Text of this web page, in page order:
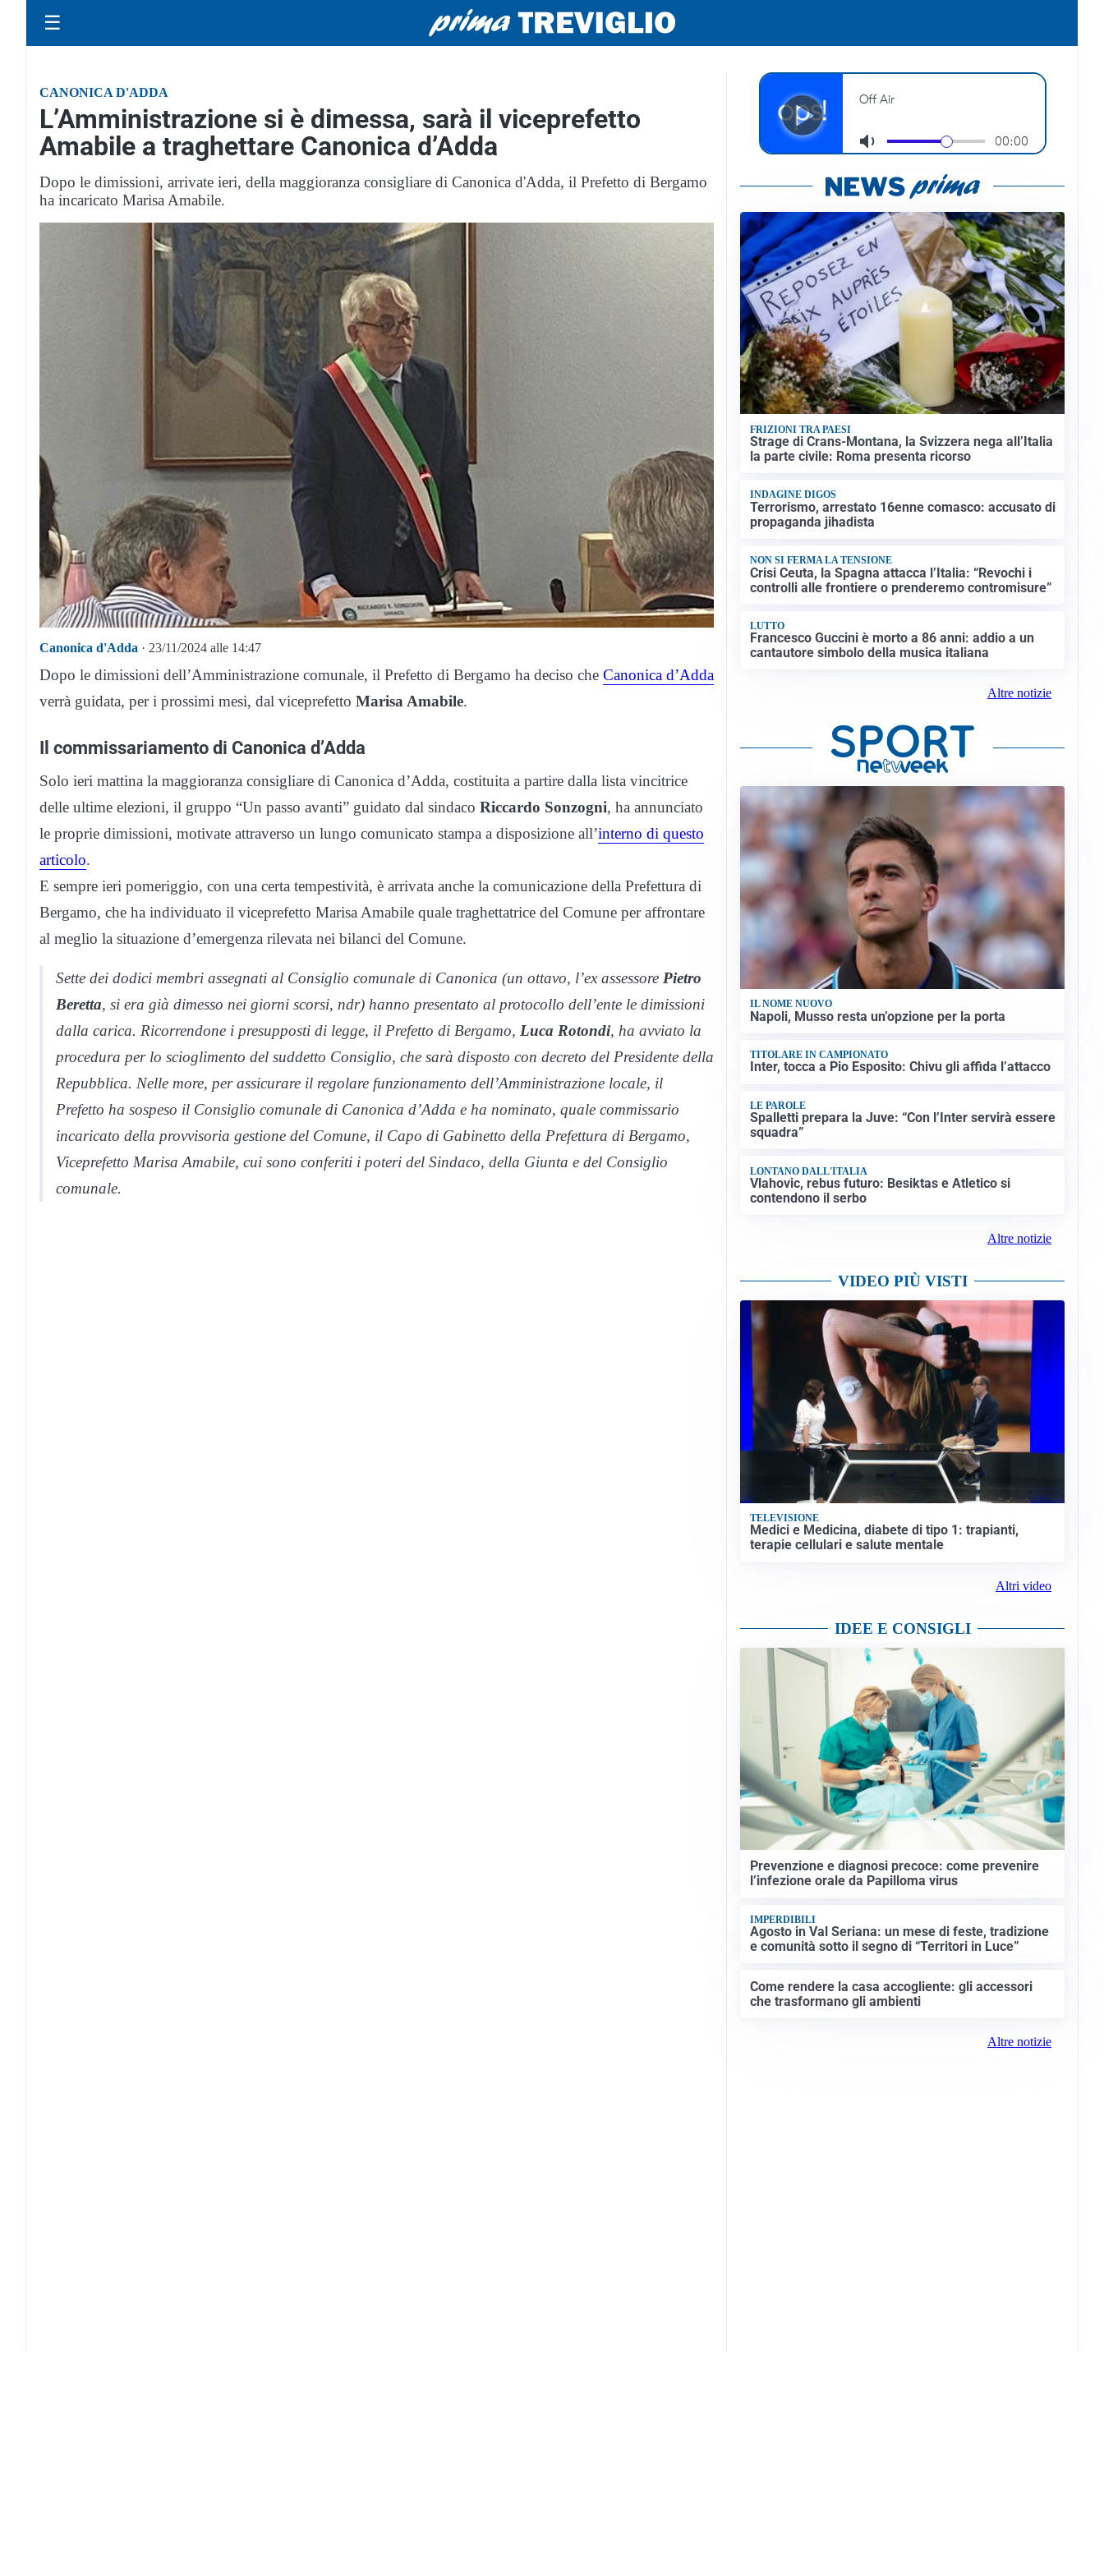
☰
CANONICA D'ADDA
L’Amministrazione si è dimessa, sarà il viceprefetto
Amabile a traghettare Canonica d’Adda
Dopo le dimissioni, arrivate ieri, della maggioranza consigliare di Canonica d'Adda, il Prefetto di Bergamo
ha incaricato Marisa Amabile.
Canonica d'Adda · 23/11/2024 alle 14:47
Dopo le dimissioni dell’Amministrazione comunale, il Prefetto di Bergamo ha deciso che Canonica d’Adda
verrà guidata, per i prossimi mesi, dal viceprefetto Marisa Amabile.
Il commissariamento di Canonica d’Adda
Solo ieri mattina la maggioranza consigliare di Canonica d’Adda, costituita a partire dalla lista vincitrice
delle ultime elezioni, il gruppo “Un passo avanti” guidato dal sindaco Riccardo Sonzogni, ha annunciato
le proprie dimissioni, motivate attraverso un lungo comunicato stampa a disposizione all’interno di questo
articolo.
E sempre ieri pomeriggio, con una certa tempestività, è arrivata anche la comunicazione della Prefettura di
Bergamo, che ha individuato il viceprefetto Marisa Amabile quale traghettatrice del Comune per affrontare
al meglio la situazione d’emergenza rilevata nei bilanci del Comune.
Sette dei dodici membri assegnati al Consiglio comunale di Canonica (un ottavo, l’ex assessore Pietro
Beretta, si era già dimesso nei giorni scorsi, ndr) hanno presentato al protocollo dell’ente le dimissioni
dalla carica. Ricorrendone i presupposti di legge, il Prefetto di Bergamo, Luca Rotondi, ha avviato la
procedura per lo scioglimento del suddetto Consiglio, che sarà disposto con decreto del Presidente della
Repubblica. Nelle more, per assicurare il regolare funzionamento dell’Amministrazione locale, il
Prefetto ha sospeso il Consiglio comunale di Canonica d’Adda e ha nominato, quale commissario
incaricato della provvisoria gestione del Comune, il Capo di Gabinetto della Prefettura di Bergamo,
Viceprefetto Marisa Amabile, cui sono conferiti i poteri del Sindaco, della Giunta e del Consiglio
comunale.
FRIZIONI TRA PAESI
Strage di Crans-Montana, la Svizzera nega all’Italia
la parte civile: Roma presenta ricorso
INDAGINE DIGOS
Terrorismo, arrestato 16enne comasco: accusato di
propaganda jihadista
NON SI FERMA LA TENSIONE
Crisi Ceuta, la Spagna attacca l’Italia: “Revochi i
controlli alle frontiere o prenderemo contromisure”
LUTTO
Francesco Guccini è morto a 86 anni: addio a un
cantautore simbolo della musica italiana
Altre notizie
IL NOME NUOVO
Napoli, Musso resta un’opzione per la porta
TITOLARE IN CAMPIONATO
Inter, tocca a Pio Esposito: Chivu gli affida l’attacco
LE PAROLE
Spalletti prepara la Juve: “Con l’Inter servirà essere
squadra”
LONTANO DALL'ITALIA
Vlahovic, rebus futuro: Besiktas e Atletico si
contendono il serbo
Altre notizie
VIDEO PIÙ VISTI
TELEVISIONE
Medici e Medicina, diabete di tipo 1: trapianti,
terapie cellulari e salute mentale
Altri video
IDEE E CONSIGLI
Prevenzione e diagnosi precoce: come prevenire
l’infezione orale da Papilloma virus
IMPERDIBILI
Agosto in Val Seriana: un mese di feste, tradizione
e comunità sotto il segno di “Territori in Luce”
Come rendere la casa accogliente: gli accessori
che trasformano gli ambienti
Altre notizie